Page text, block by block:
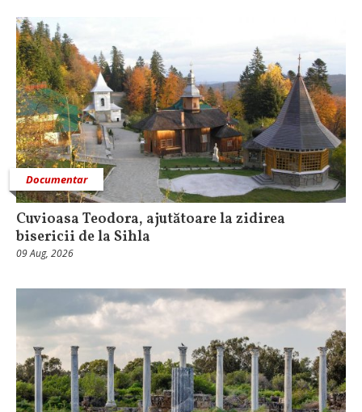
Documentar
Cuvioasa Teodora, ajutătoare la zidirea
bisericii de la Sihla
09 Aug, 2026